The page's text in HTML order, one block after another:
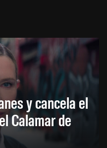
y cancela el
Calamar de